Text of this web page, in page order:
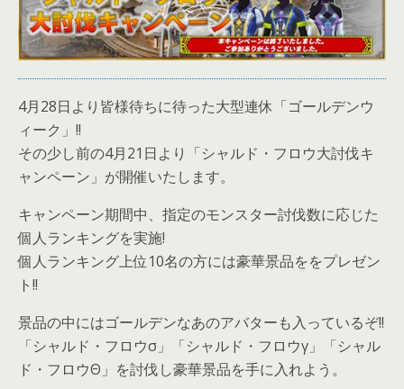
4月28日より皆様待ちに待った大型連休「ゴールデンウ
ィーク」!!
その少し前の4月21日より「シャルド・フロウ大討伐キ
ャンペーン」が開催いたします。
キャンペーン期間中、指定のモンスター討伐数に応じた
個人ランキングを実施!
個人ランキング上位10名の方には豪華景品ををプレゼン
ト!!
景品の中にはゴールデンなあのアバターも入っているぞ!!
「シャルド・フロウσ」「シャルド・フロウγ」「シャル
ド・フロウΘ」を討伐し豪華景品を手に入れよう。